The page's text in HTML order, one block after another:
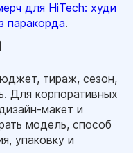
для HiTech: худи
паракорда.
тираж, сезон,
Для корпоративных
макет и
модель, способ
упаковку и